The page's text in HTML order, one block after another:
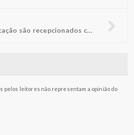
Profissionais da Educação são recepcionados com palestra performática
pelos leitores não representam a opinião do